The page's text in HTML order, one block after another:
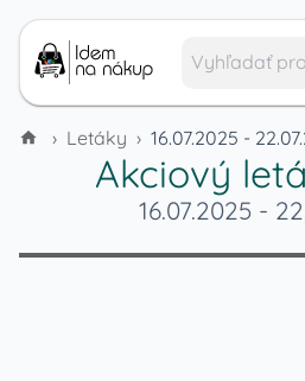
› Letáky › 16.07.2025 -
Akciový
16.07.2025 -